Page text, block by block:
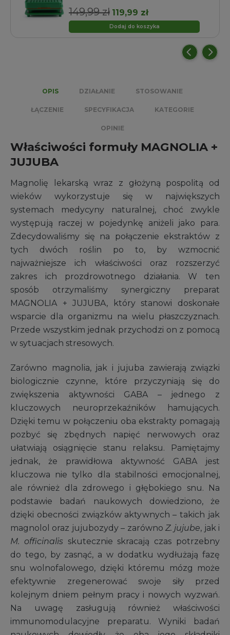
149,99zł Pierwotna
cena
119,99 złAktualna
cena
Dodaj do koszyka
OPIS DZIAŁANIE STOSOWANIE
ŁĄCZENIE SPECYFIKACJA KATEGORIE
OPINIE
Właściwości formuły MAGNOLIA +
JUJUBA
Magnolię lekarską wraz z głożyną pospolitą od
wieków wykorzystuje się w największych
systemach medycyny naturalnej, choć zwykle
występują raczej w pojedynkę aniżeli jako para.
Zdecydowaliśmy się na połączenie ekstraktów z
tych dwóch roślin po to, by wzmocnić
najważniejsze ich właściwości oraz rozszerzyć
zakres ich prozdrowotnego działania. W ten
sposób otrzymaliśmy synergiczny preparat
MAGNOLIA + JUJUBA, który stanowi doskonałe
wsparcie dla organizmu na wielu płaszczyznach.
Przede wszystkim jednak przychodzi on z pomocą
w sytuacjach stresowych.
Zarówno magnolia, jak i jujuba zawierają związki
biologicznie czynne, które przyczyniają się do
zwiększenia aktywności GABA – jednego z
kluczowych neuroprzekaźników hamujących.
Dzięki temu w połączeniu oba ekstrakty pomagają
pozbyć się zbędnych napięć nerwowych oraz
ułatwiają osiągnięcie stanu relaksu. Pamiętajmy
jednak, że prawidłowa aktywność GABA jest
kluczowa nie tylko dla stabilności emocjonalnej,
ale również dla zdrowego i głębokiego snu. Na
podstawie badań naukowych dowiedziono, że
dzięki obecności związków aktywnych – takich jak
magnolol oraz jujubozydy – zarówno Z. jujube, jak i
M. officinalis skutecznie skracają czas potrzebny
do tego, by zasnąć, a w dodatku wydłużają fazę
snu wolnofalowego, dzięki któremu mózg może
efektywnie zregenerować swoje siły przed
kolejnym dniem pełnym pracy i nowych wyzwań.
Na uwagę zasługują również właściwości
immunomodulacyjne preparatu. Wyniki badań